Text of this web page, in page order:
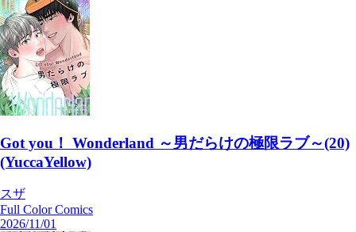
Got you！ Wonderland ～男だらけの極限ラブ～(20)
(YuccaYellow)
スザ
Full Color Comics
2026/11/01